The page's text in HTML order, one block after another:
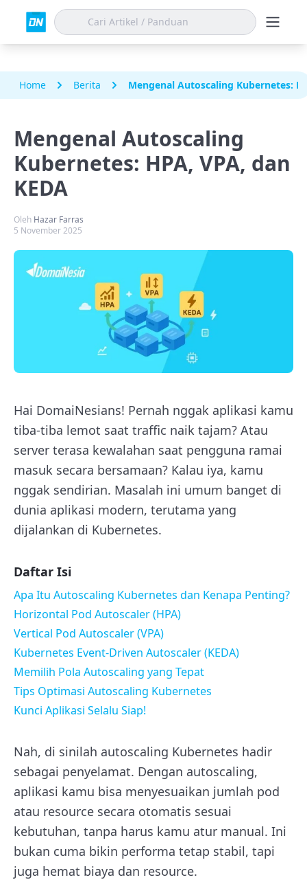
Home Berita Mengenal Autoscaling Kubernetes:
Mengenal Autoscaling
Kubernetes: HPA, VPA, dan
KEDA
Oleh Hazar Farras
5 November 2025
Hai DomaiNesians! Pernah nggak aplikasi kamu
tiba-tiba lemot saat traffic naik tajam? Atau
server terasa kewalahan saat pengguna ramai
masuk secara bersamaan? Kalau iya, kamu
nggak sendirian. Masalah ini umum banget di
dunia aplikasi modern, terutama yang
dijalankan di Kubernetes.
Daftar Isi
Apa Itu Autoscaling Kubernetes dan Kenapa Penting?
Horizontal Pod Autoscaler (HPA)
Vertical Pod Autoscaler (VPA)
Kubernetes Event-Driven Autoscaler (KEDA)
Memilih Pola Autoscaling yang Tepat
Tips Optimasi Autoscaling Kubernetes
Kunci Aplikasi Selalu Siap!
Nah, di sinilah autoscaling Kubernetes hadir
sebagai penyelamat. Dengan autoscaling,
aplikasi kamu bisa menyesuaikan jumlah pod
atau resource secara otomatis sesuai
kebutuhan, tanpa harus kamu atur manual. Ini
bukan cuma bikin performa tetap stabil, tapi
juga hemat biaya dan resource.